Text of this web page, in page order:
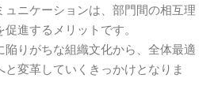
ュニケーションは、部門間の相互理
進するメリットです。
りがちな組織文化から、全体最適
変革していくきっかけとなりま